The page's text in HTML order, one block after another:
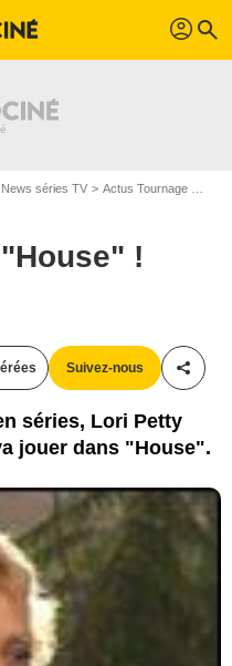
profil search
News séries TV Actus Tournage Séries TV
!
Suivez-nous
séries, Lori Petty
jouer dans "House".